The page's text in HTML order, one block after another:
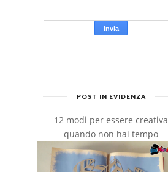
POST IN EVIDENZA
12 modi per essere creativa
quando non hai tempo